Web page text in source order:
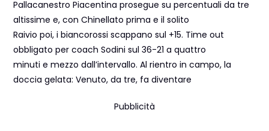
Pallacanestro Piacentina prosegue su percentuali da tre
altissime e, con Chinellato prima e il solito
Raivio poi, i biancorossi scappano sul +15. Time out
obbligato per coach Sodini sul 36-21 a quattro
minuti e mezzo dall’intervallo. Al rientro in campo, la
doccia gelata: Venuto, da tre, fa diventare
Pubblicità